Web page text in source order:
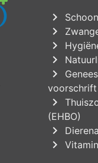
chevron_right
chevron_right
chevron_right
chevron_right
chevron_right
voorschrift
chevron_right
(EHBO)
chevron_right
chevron_right